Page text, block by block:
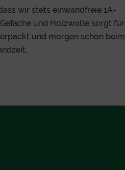
wir stets einwandfreie 1A-
und Holzwolle sorgt für
und morgen schon beim